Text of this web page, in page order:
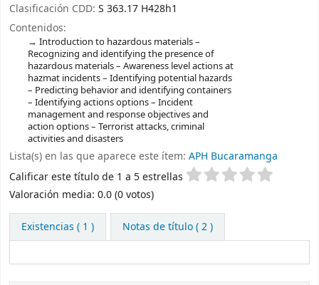
Clasificación CDD: S 363.17 H428h1
Contenidos:
Introduction to hazardous materials –
Recognizing and identifying the presence of
hazardous materials – Awareness level actions at
hazmat incidents – Identifying potential hazards
– Predicting behavior and identifying containers
– Identifying actions options – Incident
management and response objectives and
action options – Terrorist attacks, criminal
activities and disasters
Lista(s) en las que aparece este ítem: APH Bucaramanga
Valoración
Calificar este título de 1 a 5 estrellas
Valoración media: 0.0 (0 votos)
Existencias ( 1 ) Notas de título ( 2 )